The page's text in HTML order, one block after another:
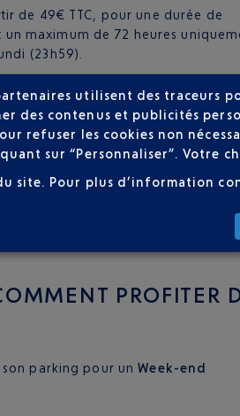
de 49€ TTC, pour une durée de
maximum de 72 heures
(23h59).
valable toute l'année, dans la
PROFITER
son parking pour unWeek-end
utilisent des traceurs
des contenus et publicités
refuser les cookies non
sur “Personnaliser”. Votre
site. Pour plus d’information